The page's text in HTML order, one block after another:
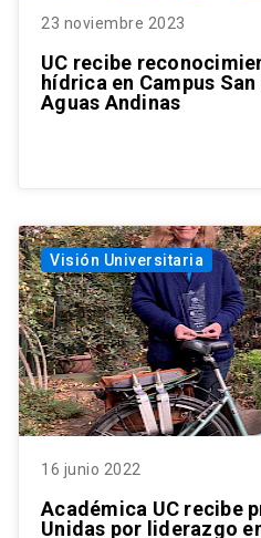
23 noviembre 2023
UC recibe
hídrica en Campus
Aguas Andinas
Visión Universitaria
16 junio 2022
Académica UC recibe
Unidas por liderazgo